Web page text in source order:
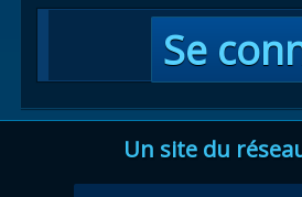
Se
Un site du